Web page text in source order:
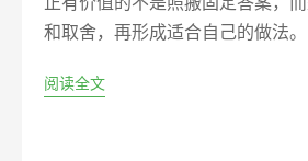
和取舍，再形成适合自己的做法。
阅读全文